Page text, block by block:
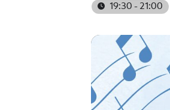
19:30 - 21:00